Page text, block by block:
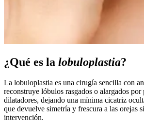
¿Qué es la lobuloplastia?
La lobuloplastia es una cirugía sencilla con
reconstruye lóbulos rasgados o alargados por
dilatadores, dejando una mínima cicatriz
que devuelve simetría y frescura a las orejas
intervención.